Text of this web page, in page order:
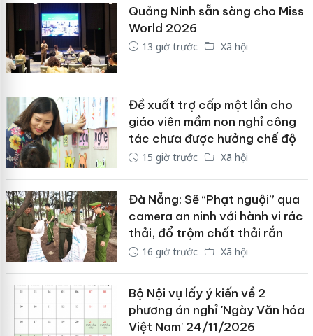
Quảng Ninh sẵn sàng cho Miss
World 2026
13 giờ trước Xã hội
Đề xuất trợ cấp một lần cho
giáo viên mầm non nghỉ công
tác chưa được hưởng chế độ
15 giờ trước Xã hội
Đà Nẵng: Sẽ “Phạt nguội” qua
camera an ninh với hành vi rác
thải, đổ trộm chất thải rắn
16 giờ trước Xã hội
Bộ Nội vụ lấy ý kiến về 2
phương án nghỉ 'Ngày Văn hóa
Việt Nam' 24/11/2026